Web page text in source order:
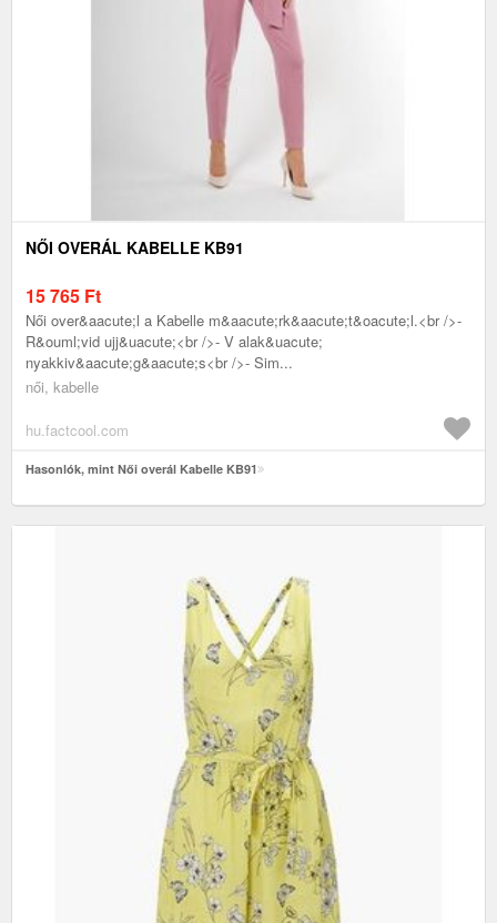
NŐI OVERÁL KABELLE KB91
15 765 Ft
Női over&aacute;l a Kabelle m&aacute;rk&aacute;t&oacute;l.<br />-
R&ouml;vid ujj&uacute;<br />- V alak&uacute;
nyakkiv&aacute;g&aacute;s<br />- Sim...
női, kabelle
hu.factcool.com
Hasonlók, mint Női overál Kabelle KB91